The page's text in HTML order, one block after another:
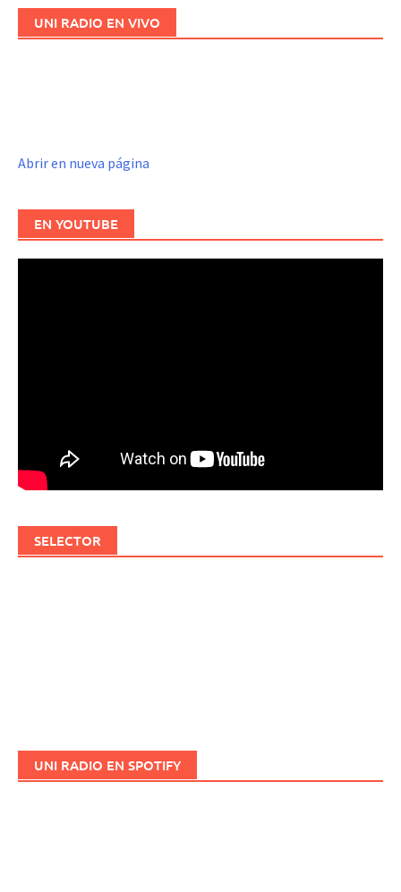
UNI RADIO EN VIVO
Abrir en nueva página
EN YOUTUBE
SELECTOR
UNI RADIO EN SPOTIFY